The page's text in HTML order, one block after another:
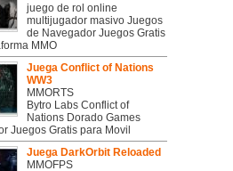
juego de rol online
multijugador masivo Juegos
de Navegador Juegos Gratis
MMO
Juega Conflict of Nations
WW3
MMORTS
Bytro Labs Conflict of
Nations Dorado Games
Juegos Gratis para Movil
Juega DarkOrbit Reloaded
MMOFPS